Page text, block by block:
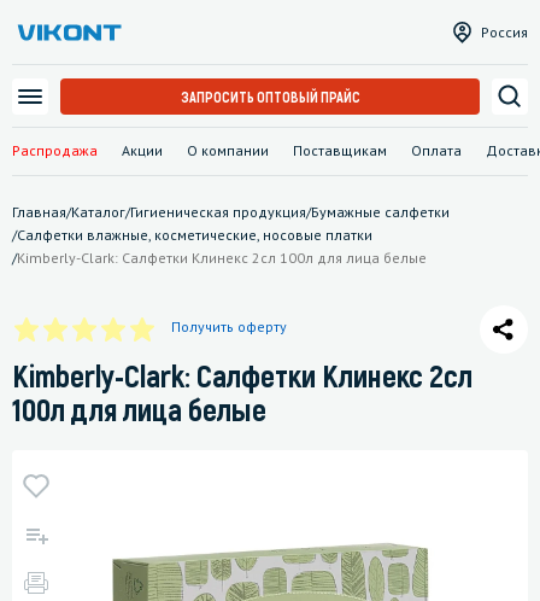
Распродажа Акции О компании Поставщикам Оплата
Россия
ЗАПРОСИТЬ ОПТОВЫЙ ПРАЙС
Главная/Каталог/Гигиеническая продукция/Бумажные салфетки
/Салфетки влажные, косметические, носовые платки
/Kimberly-Clark: Салфетки Клинекс 2сл 100л для лица белые
Получить оферту
Kimberly-Clark: Салфетки Клинекс 2сл
100л для лица белые